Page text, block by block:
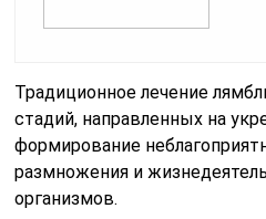
Традиционное лечение
стадий, направленных на
формирование
размножения и
организмов.